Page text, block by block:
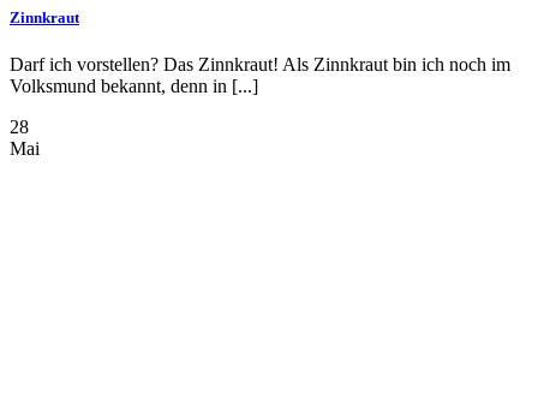
Zinnkraut
Darf ich vorstellen? Das Zinnkraut! Als Zinnkraut bin ich noch im
Volksmund bekannt, denn in [...]
28
Mai